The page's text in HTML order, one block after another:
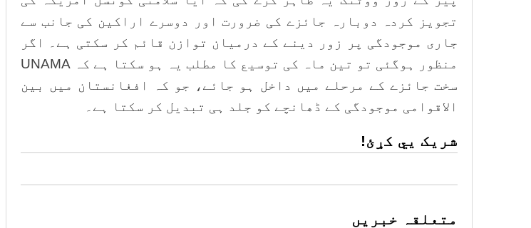
تجویز کردہ دوبارہ جائزے کی ضرورت اور دوسرے اراکین کی جانب سے
جاری موجودگی پر زور دینے کے درمیان توازن قائم کر سکتی ہے۔ اگر
منظور ہوگئی تو تین ماہ کی توسیع کا مطلب یہ ہو سکتا ہے کہ UNAMA
سخت جائزے کے مرحلے میں داخل ہو جائے، جو کہ افغانستان میں بین
الاقوامی موجودگی کے ڈھانچے کو جلد ہی تبدیل کر سکتا ہے۔
شریک یي کړئ!
متعلقہ خبریں